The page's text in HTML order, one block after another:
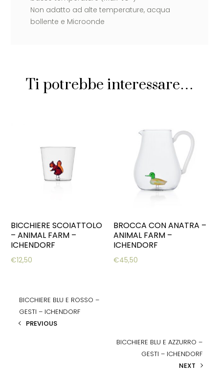
Non adatto ad alte temperature, acqua
bollente e Microonde
Ti potrebbe interessare…
BICCHIERE SCOIATTOLO
– ANIMAL FARM –
ICHENDORF
€12,50
BROCCA CON ANATRA –
ANIMAL FARM –
ICHENDORF
€45,50
BICCHIERE BLU E ROSSO –
GESTI – ICHENDORF
PREVIOUS
BICCHIERE BLU E AZZURRO –
GESTI – ICHENDORF
NEXT